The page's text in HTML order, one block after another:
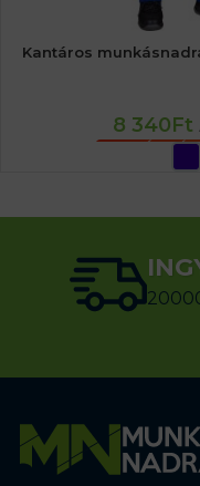
Kantáros
8 340Ft
OPCIÓK